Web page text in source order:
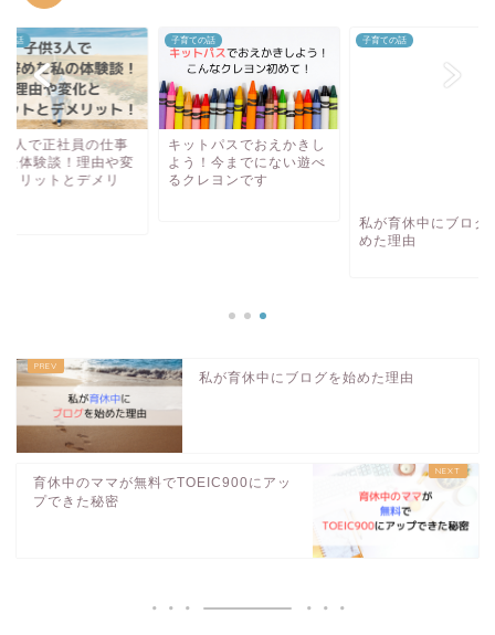
の話
3人で正社員の仕事
た体験談！理由や変
メリットとデメリ
子育ての話
キットパスでおえかきし
よう！今までにない遊べ
るクレヨンです
子育ての話
私が育休中にブログを始めた理由
育休中のママが無料でTOEIC900にアッ
プできた秘密